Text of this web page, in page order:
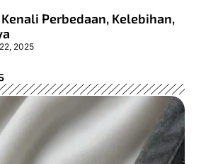
Perbedaan, Kelebihan,
2025